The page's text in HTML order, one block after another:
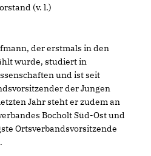
(v. l.)
der erstmals in den
wurde, studiert in
und ist seit
der Jungen
Jahr steht er zudem an
Bocholt Süd-Ost und
Ortsverbandsvorsitzende